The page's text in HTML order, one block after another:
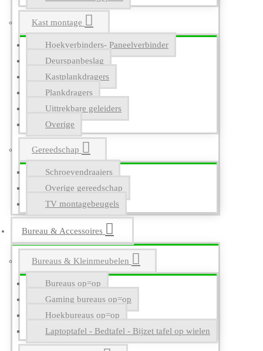
Kast montage
Hoekverbinders- Paneelverbinder
Deurspanbeslag
Kastplankdragers
Plankdragers
Uittrekbare geleiders
Overige
Gereedschap
Schroevendraaiers
Overige gereedschap
TV montagebeugels
Bureau & Accessoires
Bureaus & Kleinmeubelen
Bureaus op=op
Gaming bureaus op=op
Hoekbureaus op=op
Laptoptafel - Bedtafel - Bijzet tafel op wielen